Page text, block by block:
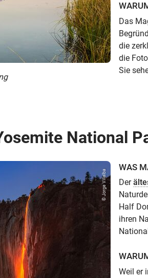
Das
die
die
Sie
National
© Jorge Villalba
WAS
Der
Half
ihren
Weil er